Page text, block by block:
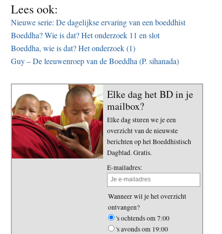
Lees ook:
Nieuwe serie: De dagelijkse ervaring van een boeddhist
Boeddha? Wie is dat? Het onderzoek 11 en slot
Boeddha, wie is dat? Het onderzoek (1)
Guy – De leeuwenroep van de Boeddha (P. sihanada)
Elke dag het BD in je
mailbox?
Elke dag sturen we je een
overzicht van de nieuwste
berichten op het Boeddhistisch
Dagblad. Gratis.
E-mailadres:
Wanneer wil je het overzicht
ontvangen?
's ochtends om 7:00
's avonds om 19:00